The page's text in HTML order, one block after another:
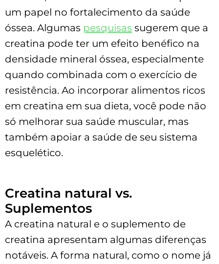
um papel no fortalecimento da saúde
óssea. Algumas pesquisas sugerem que a
creatina pode ter um efeito benéfico na
densidade mineral óssea, especialmente
quando combinada com o exercício de
resistência. Ao incorporar alimentos ricos
em creatina em sua dieta, você pode não
só melhorar sua saúde muscular, mas
também apoiar a saúde de seu sistema
esquelético.
Creatina natural vs.
Suplementos
A creatina natural e o suplemento de
creatina apresentam algumas diferenças
notáveis. A forma natural, como o nome já